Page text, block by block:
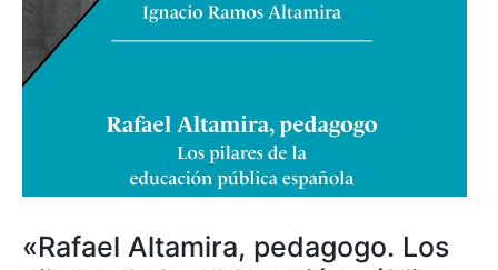
«Rafael Altamira, pedagogo. Los